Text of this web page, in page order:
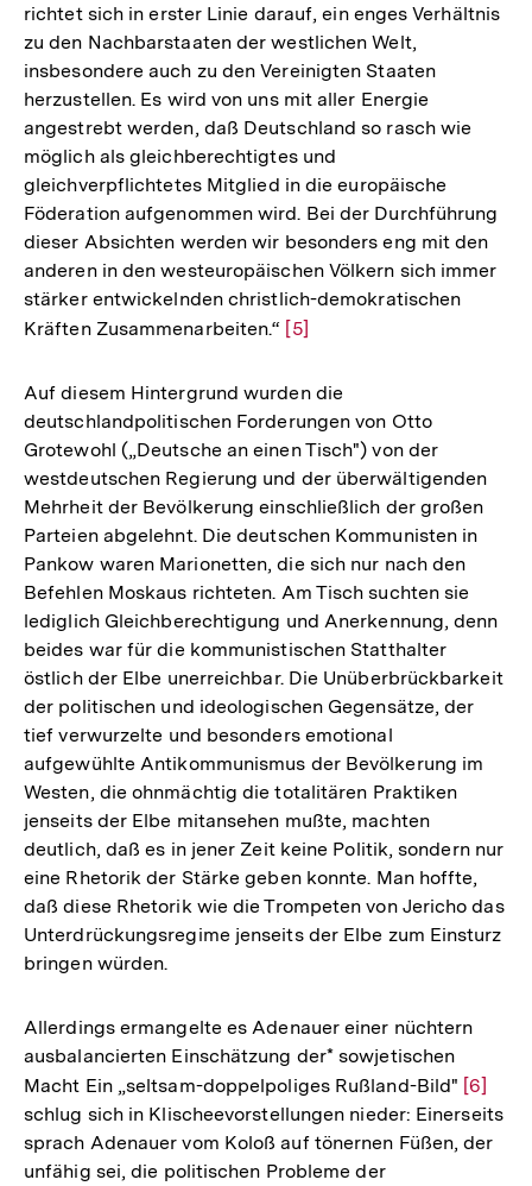
richtet sich in erster Linie darauf, ein enges Verhältnis
zu den Nachbarstaaten der westlichen Welt,
insbesondere auch zu den Vereinigten Staaten
herzustellen. Es wird von uns mit aller Energie
angestrebt werden, daß Deutschland so rasch wie
möglich als gleichberechtigtes und
gleichverpflichtetes Mitglied in die europäische
Föderation aufgenommen wird. Bei der Durchführung
dieser Absichten werden wir besonders eng mit den
anderen in den westeuropäischen Völkern sich immer
stärker entwickelnden christlich-demokratischen
Kräften Zusammenarbeiten.“ Zur
der
Fußnote
[5]
Auf diesem Hintergrund wurden die
deutschlandpolitischen Forderungen von Otto
Grotewohl („Deutsche an einen Tisch") von der
westdeutschen Regierung und der überwältigenden
Mehrheit der Bevölkerung einschließlich der großen
Parteien abgelehnt. Die deutschen Kommunisten in
Pankow waren Marionetten, die sich nur nach den
Befehlen Moskaus richteten. Am Tisch suchten sie
lediglich Gleichberechtigung und Anerkennung, denn
beides war für die kommunistischen Statthalter
östlich der Elbe unerreichbar. Die Unüberbrückbarkeit
der politischen und ideologischen Gegensätze, der
tief verwurzelte und besonders emotional
aufgewühlte Antikommunismus der Bevölkerung im
Westen, die ohnmächtig die totalitären Praktiken
jenseits der Elbe mitansehen mußte, machten
deutlich, daß es in jener Zeit keine Politik, sondern nur
eine Rhetorik der Stärke geben konnte. Man hoffte,
daß diese Rhetorik wie die Trompeten von Jericho das
Unterdrückungsregime jenseits der Elbe zum Einsturz
bringen würden.
Allerdings ermangelte es Adenauer einer nüchtern
ausbalancierten Einschätzung der* sowjetischen
Macht Ein „seltsam-doppelpoliges Rußland-Bild" Zur
der
[6]
schlug sich in Klischeevorstellungen nieder: Einerseits
sprach Adenauer vom Koloß auf tönernen Füßen, der
unfähig sei, die politischen Probleme der